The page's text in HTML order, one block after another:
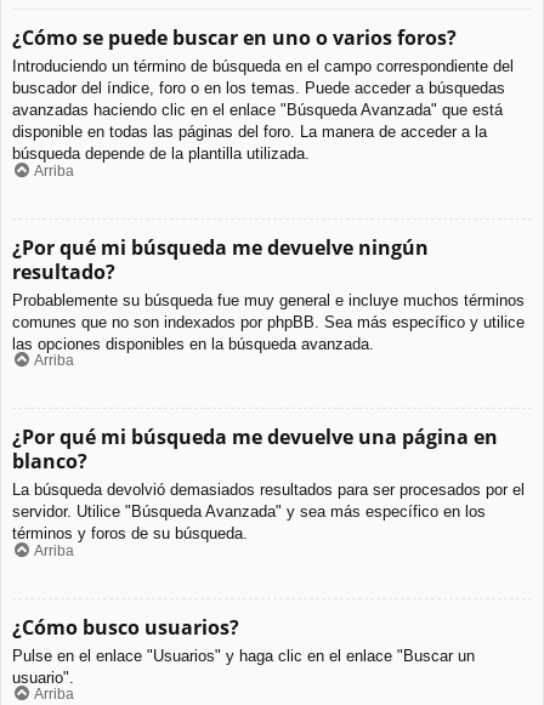
¿Cómo se puede buscar en uno o varios foros?
Introduciendo un término de búsqueda en el campo correspondiente del
buscador del índice, foro o en los temas. Puede acceder a búsquedas
avanzadas haciendo clic en el enlace "Búsqueda Avanzada" que está
disponible en todas las páginas del foro. La manera de acceder a la
búsqueda depende de la plantilla utilizada.
Arriba
¿Por qué mi búsqueda me devuelve ningún
resultado?
Probablemente su búsqueda fue muy general e incluye muchos términos
comunes que no son indexados por phpBB. Sea más específico y utilice
las opciones disponibles en la búsqueda avanzada.
Arriba
¿Por qué mi búsqueda me devuelve una página en
blanco?
La búsqueda devolvió demasiados resultados para ser procesados por el
servidor. Utilice "Búsqueda Avanzada" y sea más específico en los
términos y foros de su búsqueda.
Arriba
¿Cómo busco usuarios?
Pulse en el enlace "Usuarios" y haga clic en el enlace "Buscar un
usuario".
Arriba